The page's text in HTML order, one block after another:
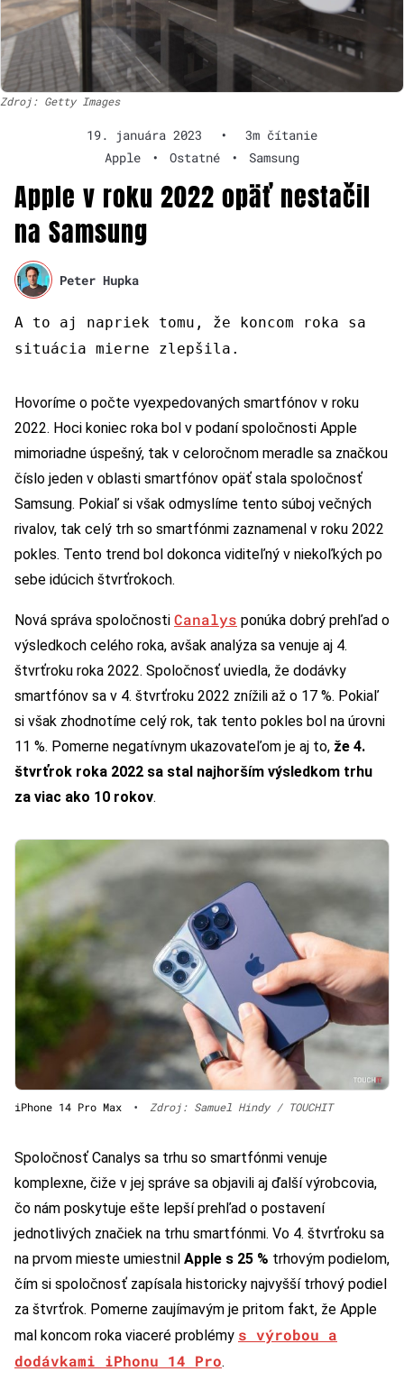
Zdroj: Getty Images
19. januára 2023 •
3m čítanie
Apple
• Ostatné • Samsung
Apple v roku 2022 opäť nestačil
na Samsung
Peter Hupka
A to aj napriek tomu, že koncom roka sa
situácia mierne zlepšila.
Hovoríme o počte vyexpedovaných smartfónov v roku
2022. Hoci koniec roka bol v podaní spoločnosti Apple
mimoriadne úspešný, tak v celoročnom meradle sa značkou
číslo jeden v oblasti smartfónov opäť stala spoločnosť
Samsung. Pokiaľ si však odmyslíme tento súboj večných
rivalov, tak celý trh so smartfónmi zaznamenal v roku 2022
pokles. Tento trend bol dokonca viditeľný v niekoľkých po
sebe idúcich štvrťrokoch.
Nová správa spoločnosti Canalys ponúka dobrý prehľad o
výsledkoch celého roka, avšak analýza sa venuje aj 4.
štvrťroku roka 2022. Spoločnosť uviedla, že dodávky
smartfónov sa v 4. štvrťroku 2022 znížili až o 17 %. Pokiaľ
si však zhodnotíme celý rok, tak tento pokles bol na úrovni
11 %. Pomerne negatívnym ukazovateľom je aj to, že 4.
štvrťrok roka 2022 sa stal najhorším výsledkom trhu
za viac ako 10 rokov.
iPhone 14 Pro Max • Zdroj: Samuel Hindy / TOUCHIT
Spoločnosť Canalys sa trhu so smartfónmi venuje
komplexne, čiže v jej správe sa objavili aj ďalší výrobcovia,
čo nám poskytuje ešte lepší prehľad o postavení
jednotlivých značiek na trhu smartfónmi. Vo 4. štvrťroku sa
na prvom mieste umiestnil Apple s 25 % trhovým podielom,
čím si spoločnosť zapísala historicky najvyšší trhový podiel
za štvrťrok. Pomerne zaujímavým je pritom fakt, že Apple
mal koncom roka viaceré problémy s výrobou a
dodávkami iPhonu 14 Pro.